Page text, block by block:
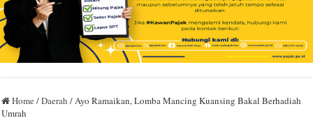
Home /Daerah /Ayo Ramaikan, Lomba Mancing Kuansing Bakal Berhadiah
Umrah